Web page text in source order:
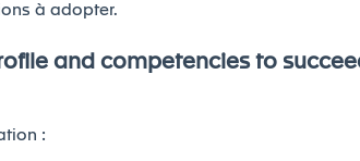
à adopter.
and competencies to
: